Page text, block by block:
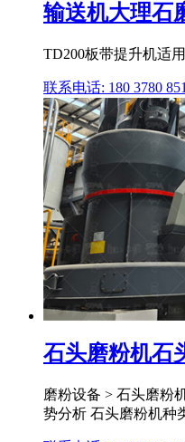
输送机大理石
TD200板带提升机适
联系电话: 180 3780
石头磨粉机石
磨粉设备 > 石头磨粉
势分析 石头磨粉机种